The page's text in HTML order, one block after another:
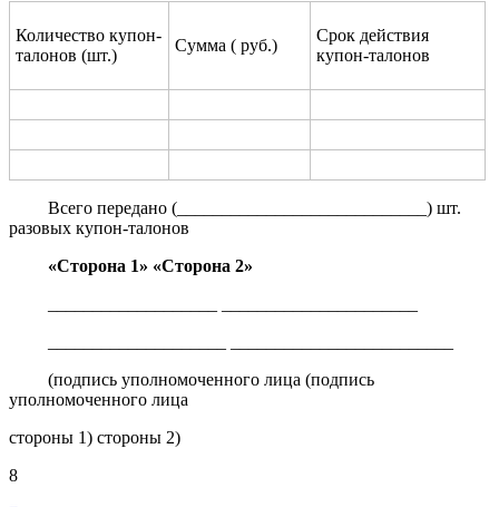
Количество купон-
талонов (шт.)
Сумма ( руб.)
Срок действия
купон-талонов
Всего передано (____________________________) шт.
разовых купон-талонов
«Сторона 1» «Сторона 2»
(подпись уполномоченного лица (подпись
уполномоченного лица
стороны 1) стороны 2)
8